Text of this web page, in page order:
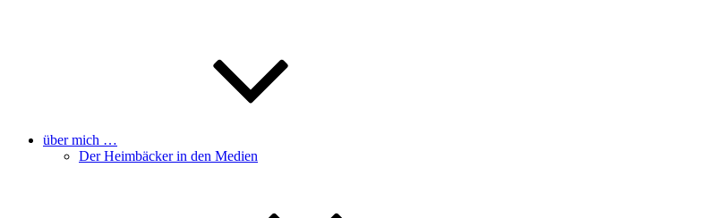
über mich …
Der Heimbäcker in den Medien